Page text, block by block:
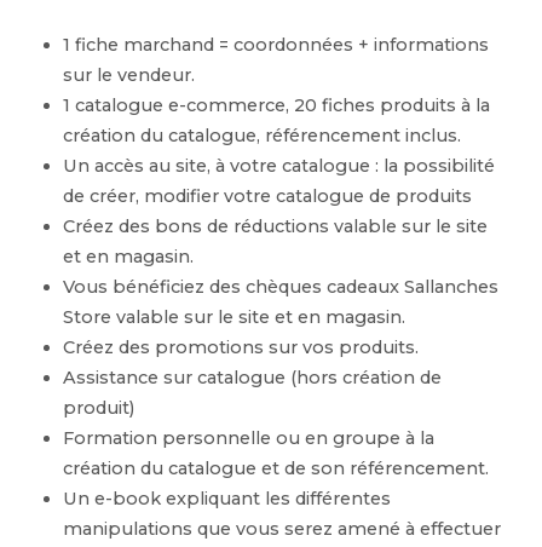
1 fiche marchand = coordonnées + informations
sur le vendeur.
1 catalogue e-commerce, 20 fiches produits à la
création du catalogue, référencement inclus.
Un accès au site, à votre catalogue : la possibilité
de créer, modifier votre catalogue de produits
Créez des bons de réductions valable sur le site
et en magasin.
Vous bénéficiez des chèques cadeaux Sallanches
Store valable sur le site et en magasin.
Créez des promotions sur vos produits.
Assistance sur catalogue (hors création de
produit)
Formation personnelle ou en groupe à la
création du catalogue et de son référencement.
Un e-book expliquant les différentes
manipulations que vous serez amené à effectuer